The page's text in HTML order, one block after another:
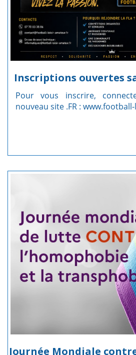
Inscriptions ouvertes
Pour vous inscrire,
nouveau site .FR :
Journée Mondiale